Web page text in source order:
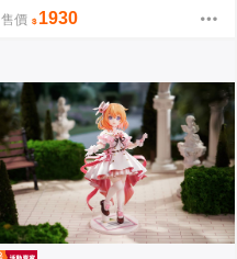
售價 1930